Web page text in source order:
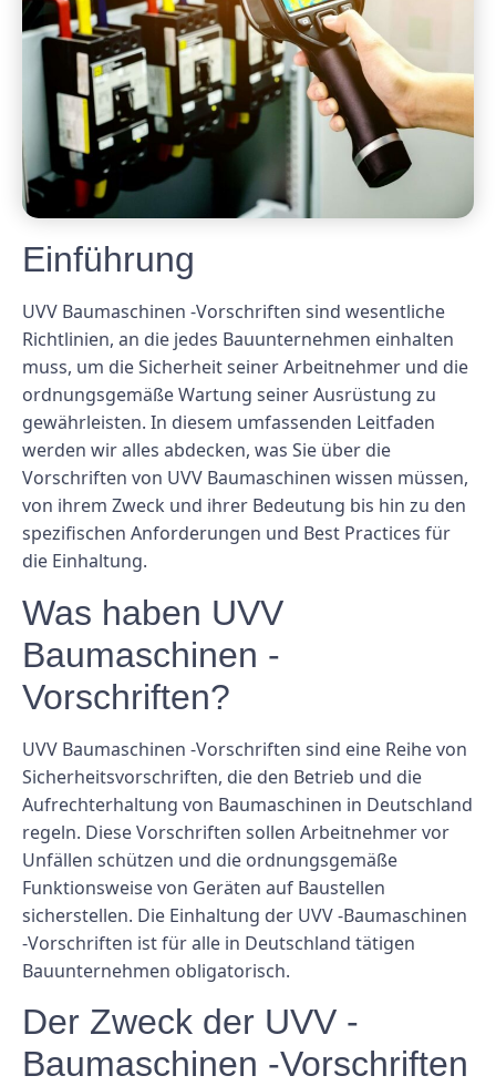
Einführung
UVV Baumaschinen -Vorschriften sind wesentliche
Richtlinien, an die jedes Bauunternehmen einhalten
muss, um die Sicherheit seiner Arbeitnehmer und die
ordnungsgemäße Wartung seiner Ausrüstung zu
gewährleisten. In diesem umfassenden Leitfaden
werden wir alles abdecken, was Sie über die
Vorschriften von UVV Baumaschinen wissen müssen,
von ihrem Zweck und ihrer Bedeutung bis hin zu den
spezifischen Anforderungen und Best Practices für
die Einhaltung.
Was haben UVV
Baumaschinen -
Vorschriften?
UVV Baumaschinen -Vorschriften sind eine Reihe von
Sicherheitsvorschriften, die den Betrieb und die
Aufrechterhaltung von Baumaschinen in Deutschland
regeln. Diese Vorschriften sollen Arbeitnehmer vor
Unfällen schützen und die ordnungsgemäße
Funktionsweise von Geräten auf Baustellen
sicherstellen. Die Einhaltung der UVV -Baumaschinen
-Vorschriften ist für alle in Deutschland tätigen
Bauunternehmen obligatorisch.
Der Zweck der UVV -
Baumaschinen -Vorschriften